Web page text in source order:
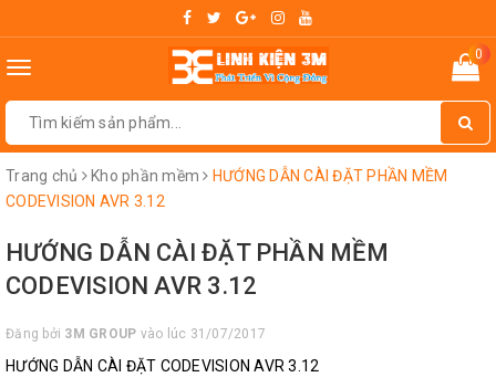
Toggle
0
Trang chủ Kho phần mềm
HƯỚNG DẪN CÀI ĐẶT PHẦN MỀM
CODEVISION AVR 3.12
HƯỚNG DẪN CÀI ĐẶT PHẦN MỀM
CODEVISION AVR 3.12
Đăng bởi 3M GROUP vào lúc 31/07/2017
HƯỚNG DẪN CÀI ĐẶT CODEVISION AVR 3.12